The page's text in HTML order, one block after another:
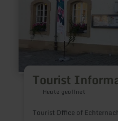
Tourist
Heute geöffnet
Tourist Office of